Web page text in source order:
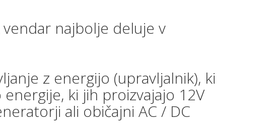
najbolje deluje v
z energijo (upravljalnik), ki
ki jih proizvajajo 12V
ali običajni AC / DC